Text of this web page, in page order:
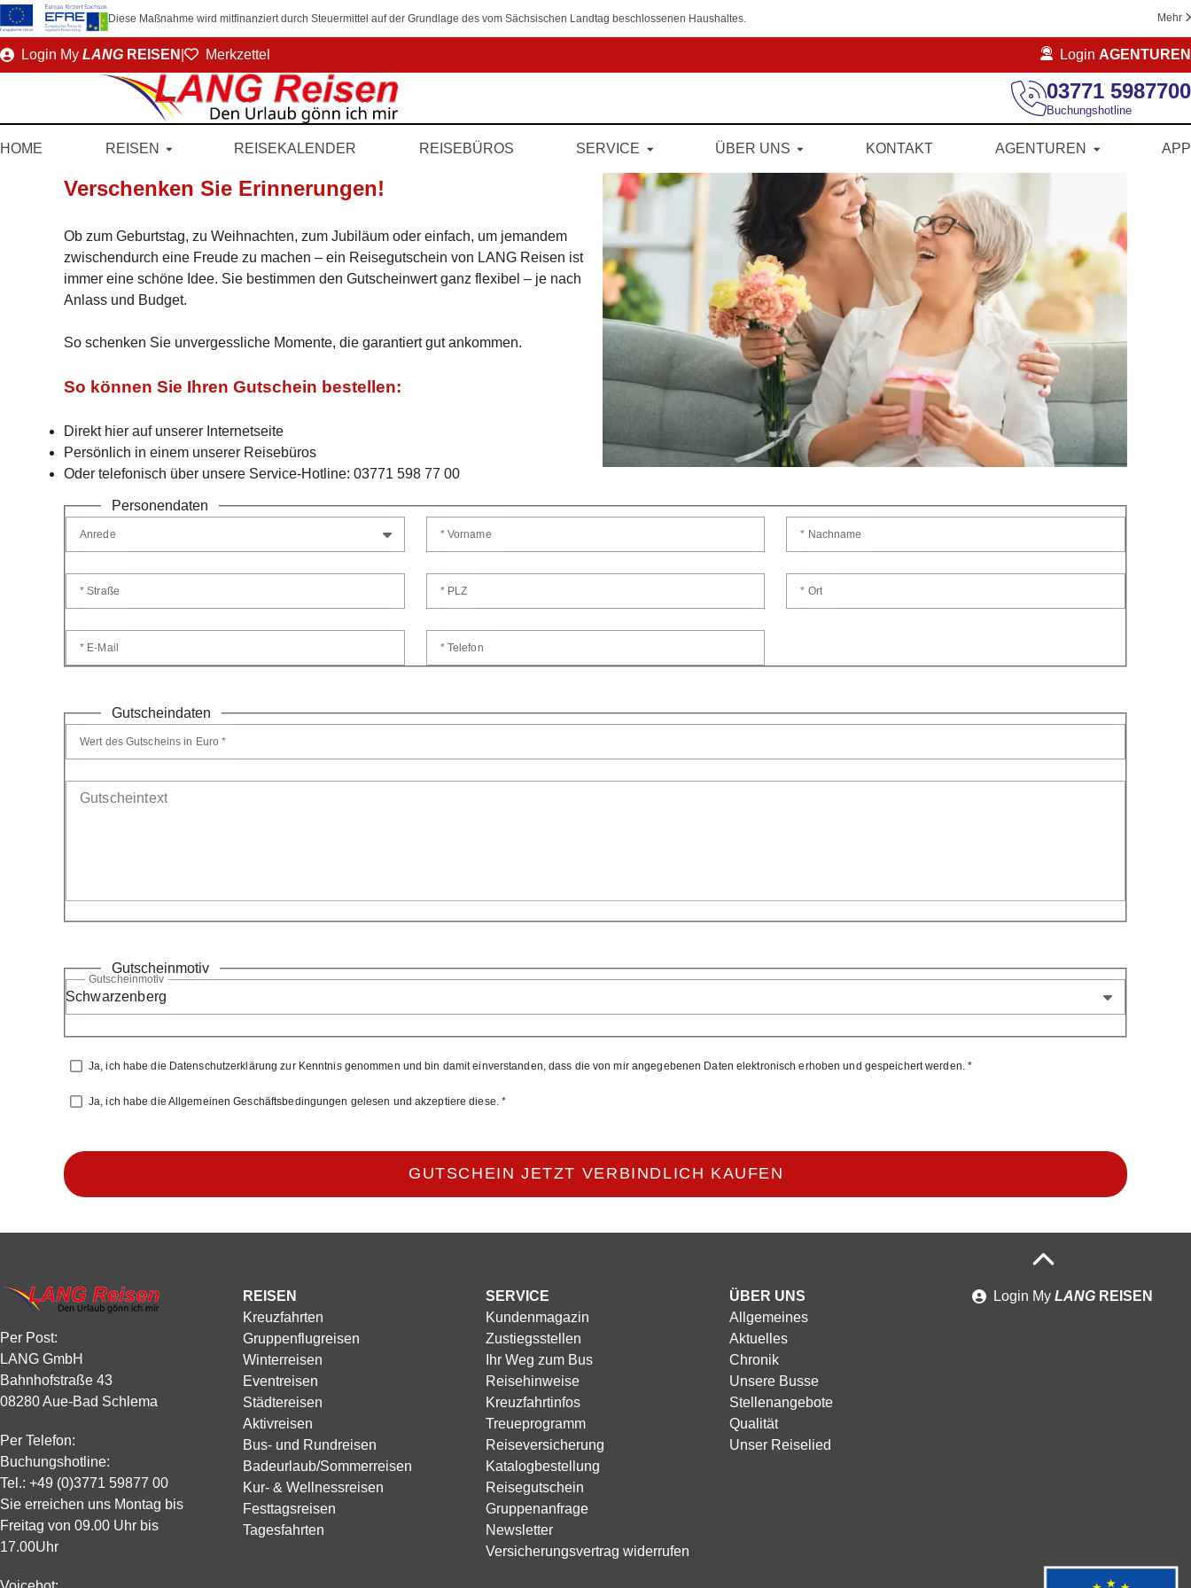
Diese Maßnahme wird mitfinanziert durch Steuermittel auf der Grundlage des vom Sächsischen Landtag beschlossenen Haushaltes. Mehr
DirektLogin My LANG REISEN Merkzettel Login AGENTUREN
03771 5987700
Buchungshotline
HOME REISEN REISEKALENDER REISEBÜROS SERVICE ÜBER UNS KONTAKT AGENTUREN APP
Verschenken Sie Erinnerungen!
Ob zum Geburtstag, zu Weihnachten, zum Jubiläum oder einfach, um jemandem
zwischendurch eine Freude zu machen – ein Reisegutschein von LANG Reisen ist
immer eine schöne Idee. Sie bestimmen den Gutscheinwert ganz flexibel – je nach
Anlass und Budget.
So schenken Sie unvergessliche Momente, die garantiert gut ankommen.
So können Sie Ihren Gutschein bestellen:
Direkt hier auf unserer Internetseite
Persönlich in einem unserer Reisebüros
Oder telefonisch über unsere Service-Hotline: 03771 598 77 00
Personendaten
Anrede * Vorname * Nachname
* Straße * PLZ * Ort
* E-Mail * Telefon
Gutscheindaten
Wert des Gutscheins in Euro *
Gutscheintext
Gutscheinmotiv
Schwarzenberg
Gutscheinmotiv
Ja, ich habe die Datenschutzerklärung zur Kenntnis genommen und bin damit einverstanden, dass die von mir angegebenen Daten elektronisch erhoben und gespeichert werden. *
Ja, ich habe die Allgemeinen Geschäftsbedingungen gelesen und akzeptiere diese. *
GUTSCHEIN JETZT VERBINDLICH KAUFEN
Per Post:
LANG GmbH
Bahnhofstraße 43
08280 Aue-Bad Schlema
Per Telefon:
Buchungshotline:
Tel.: +49 (0)3771 59877 00
Sie erreichen uns Montag bis
Freitag von 09.00 Uhr bis
17.00Uhr
REISEN
Kreuzfahrten
Gruppenflugreisen
Winterreisen
Eventreisen
Städtereisen
Aktivreisen
Bus- und Rundreisen
Badeurlaub/Sommerreisen
Kur- & Wellnessreisen
Festtagsreisen
Tagesfahrten
SERVICE
Kundenmagazin
Zustiegsstellen
Ihr Weg zum Bus
Reisehinweise
Kreuzfahrtinfos
Treueprogramm
Reiseversicherung
Katalogbestellung
Reisegutschein
Gruppenanfrage
Newsletter
Versicherungsvertrag widerrufen
ÜBER UNS
Allgemeines
Aktuelles
Chronik
Unsere Busse
Stellenangebote
Qualität
Unser Reiselied
Login My LANG REISEN